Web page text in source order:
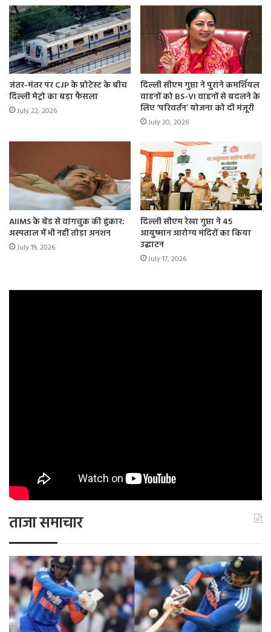
मोती बाग में 357 समेत 24 इलाकों में बेहद खराब श्रेणी में एक्यूआई
दर्ज किया गया। वहीं, नौ इलाकों में हवा खराब श्रेणी में दर्ज की गई।
इनमें आया नगर में 296, अशोक विहार में 294, बुराड़ी क्रॉसिंग में 292,
मंदिर मार्ग में 284 व आरके पुरम में 274 समेत नो इलाकों में हवा
खराब श्रेणी में दर्ज की गई।
जंतर-मंतर पर CJP के प्रोटेस्ट के बीच
दिल्ली मेट्रो का बड़ा फैसला
July 22, 2026
दिल्ली सीएम गुप्ता ने पुराने कमर्शियल
वाहनों को BS-VI वाहनों से बदलने के
लिए ‘परिवर्तन’ योजना को दी मंज़ूरी
July 20, 2026
AIIMS के बेड से वांगचुक की हुंकार:
अस्पताल में भी नहीं तोड़ा अनशन
July 19, 2026
दिल्ली सीएम रेखा गुप्ता ने 45
आयुष्मान आरोग्य मंदिरों का किया
उद्घाटन
July 17, 2026
ताजा समाचार